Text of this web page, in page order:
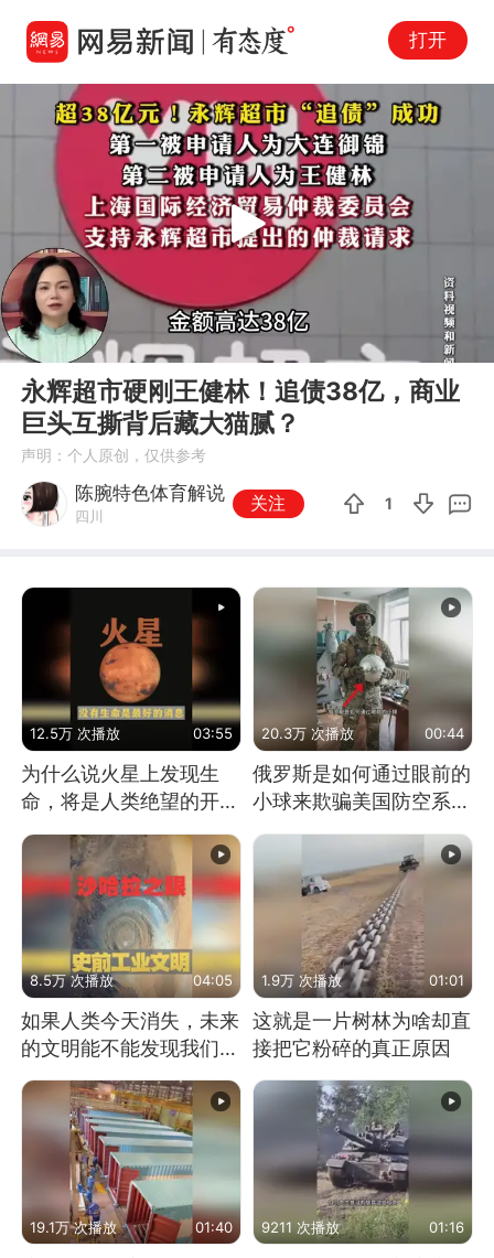
打开
00:00
Play
永辉超市硬刚王健林！追债38亿，商业
巨头互撕背后藏大猫腻？
声明：个人原创，仅供参考
陈腕特色体育解说
四川
关注 1
12.5万 次播放 03:55
为什么说火星上发现生
命，将是人类绝望的开
20.3万 次播放 00:44
俄罗斯是如何通过眼前的
小球来欺骗美国防空系统
8.5万 次播放 04:05
如果人类今天消失，未来
的文明能不能发现我们存
在过？
1.9万 次播放 01:01
这就是一片树林为啥却直
接把它粉碎的真正原因
19.1万 次播放 01:40 9211 次播放 01:16